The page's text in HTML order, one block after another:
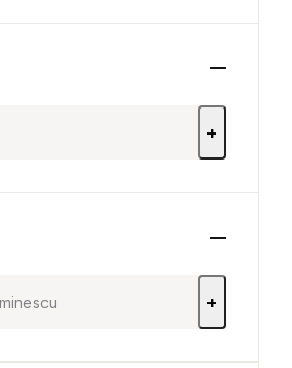
+
+